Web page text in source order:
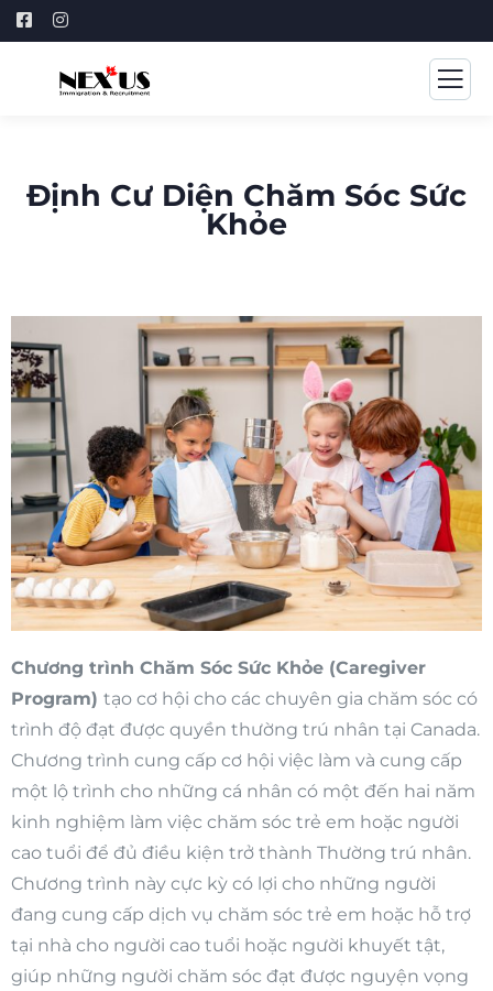
Định Cư Diện Chăm Sóc Sức
Khỏe
Chương trình Chăm Sóc Sức Khỏe (Caregiver
Program) tạo cơ hội cho các chuyên gia chăm sóc có
trình độ đạt được quyền thường trú nhân tại Canada.
Chương trình cung cấp cơ hội việc làm và cung cấp
một lộ trình cho những cá nhân có một đến hai năm
kinh nghiệm làm việc chăm sóc trẻ em hoặc người
cao tuổi để đủ điều kiện trở thành Thường trú nhân.
Chương trình này cực kỳ có lợi cho những người
đang cung cấp dịch vụ chăm sóc trẻ em hoặc hỗ trợ
tại nhà cho người cao tuổi hoặc người khuyết tật,
giúp những người chăm sóc đạt được nguyện vọng